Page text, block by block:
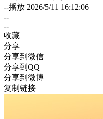
--播放 2026/5/11 16:12:06
--
--
收藏
分享
分享到微信
分享到QQ
分享到微博
复制链接